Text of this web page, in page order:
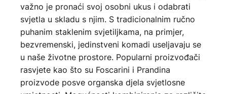
važno je pronaći svoj osobni ukus i odabrati
svjetla u skladu s njim. S tradicionalnim ručno
puhanim staklenim svjetiljkama, na primjer,
bezvremenski, jedinstveni komadi useljavaju se
u naše životne prostore. Popularni proizvođači
rasvjete kao što su Foscarini i Prandina
proizvode posve organska djela svjetlosne